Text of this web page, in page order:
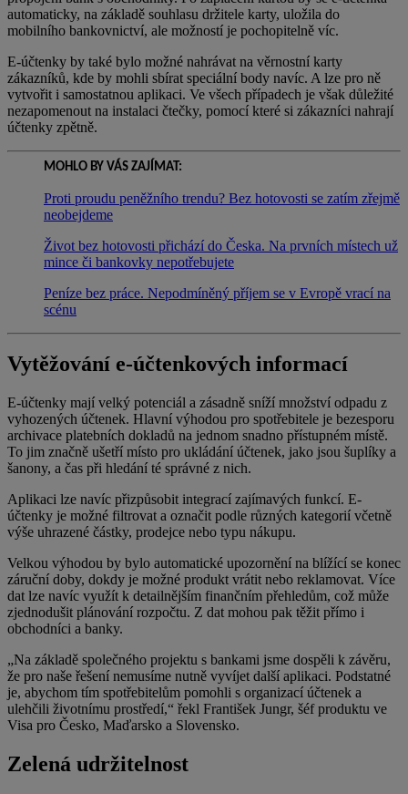
automaticky, na základě souhlasu držitele karty, uložila do
mobilního bankovnictví, ale možností je pochopitelně víc.
E-účtenky by také bylo možné nahrávat na věrnostní karty
zákazníků, kde by mohli sbírat speciální body navíc. A lze pro ně
vytvořit i samostatnou aplikaci. Ve všech případech je však důležité
nezapomenout na instalaci čtečky, pomocí které si zákazníci nahrají
účtenky zpětně.
MOHLO BY VÁS ZAJÍMAT:
Proti proudu peněžního trendu? Bez hotovosti se zatím zřejmě
neobejdeme
Život bez hotovosti přichází do Česka. Na prvních místech už
mince či bankovky nepotřebujete
Peníze bez práce. Nepodmíněný příjem se v Evropě vrací na
scénu
Vytěžování e-účtenkových informací
E-účtenky mají velký potenciál a zásadně sníží množství odpadu z
vyhozených účtenek. Hlavní výhodou pro spotřebitele je bezesporu
archivace platebních dokladů na jednom snadno přístupném místě.
To jim značně ušetří místo pro ukládání účtenek, jako jsou šuplíky a
šanony, a čas při hledání té správné z nich.
Aplikaci lze navíc přizpůsobit integrací zajímavých funkcí. E-
účtenky je možné filtrovat a označit podle různých kategorií včetně
výše uhrazené částky, prodejce nebo typu nákupu.
Velkou výhodou by bylo automatické upozornění na blížící se konec
záruční doby, dokdy je možné produkt vrátit nebo reklamovat. Více
dat lze navíc využít k detailnějším finančním přehledům, což může
zjednodušit plánování rozpočtu. Z dat mohou pak těžit přímo i
obchodníci a banky.
„Na základě společného projektu s bankami jsme dospěli k závěru,
že pro naše řešení nemusíme nutně vyvíjet další aplikaci. Podstatné
je, abychom tím spotřebitelům pomohli s organizací účtenek a
ulehčili životnímu prostředí,“ řekl František Jungr, šéf produktu ve
Visa pro Česko, Maďarsko a Slovensko.
Zelená udržitelnost